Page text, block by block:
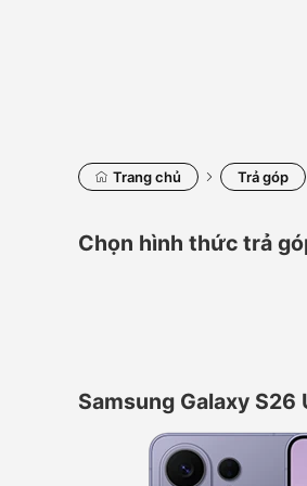
Trang chủ Trả góp
Chọn hình thức trả
Samsung Galaxy S26